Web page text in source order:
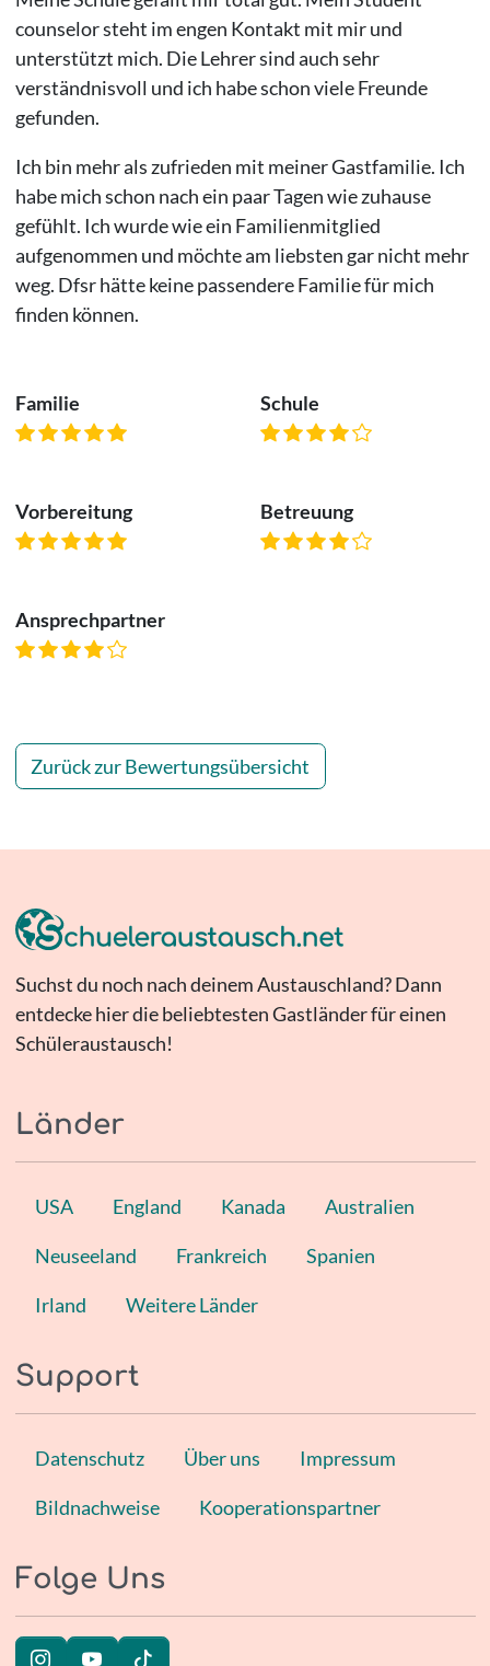
counselor steht im engen Kontakt mit mir und
unterstützt mich. Die Lehrer sind auch sehr
verständnisvoll und ich habe schon viele Freunde
gefunden.
Ich bin mehr als zufrieden mit meiner Gastfamilie. Ich
habe mich schon nach ein paar Tagen wie zuhause
gefühlt. Ich wurde wie ein Familienmitglied
aufgenommen und möchte am liebsten gar nicht mehr
weg. Dfsr hätte keine passendere Familie für mich
finden können.
Familie Schule
Vorbereitung Betreuung
Ansprechpartner
Zurück zur Bewertungsübersicht
Suchst du noch nach deinem Austauschland? Dann
entdecke hier die beliebtesten Gastländer für einen
Schüleraustausch!
Länder
USA England Kanada Australien
Neuseeland Frankreich Spanien
Irland Weitere Länder
Support
Datenschutz Über uns Impressum
Bildnachweise Kooperationspartner
Folge Uns